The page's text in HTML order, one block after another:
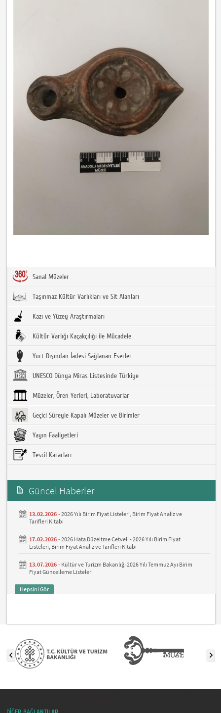
Sanal Müzeler
Taşınmaz Kültür Varlıkları ve Sit Alanları
Kazı ve Yüzey Araştırmaları
Kültür Varlığı Kaçakçılığı ile Mücadele
Yurt Dışından İadesi Sağlanan Eserler
UNESCO Dünya Miras Listesinde Türkiye
Müzeler, Ören Yerleri, Laboratuvarlar
Geçici Süreyle Kapalı Müzeler ve Birimler
Yayın Faaliyetleri
Tescil Kararları
Güncel Haberler
13.02.2026 -2026 Yılı Birim Fiyat Listeleri, Birim Fiyat Analiz ve
Tarifleri Kitabı
17.02.2026 -2026 Hata Düzeltme Cetveli - 2026 Yılı Birim Fiyat
Listeleri, Birim Fiyat Analiz ve Tarifleri Kitabı
13.07.2026 - Kültür ve Turizm Bakanlığı 2026 Yılı Temmuz Ayı Birim
Fiyat Güncelleme Listeleri
Hepsini Gör